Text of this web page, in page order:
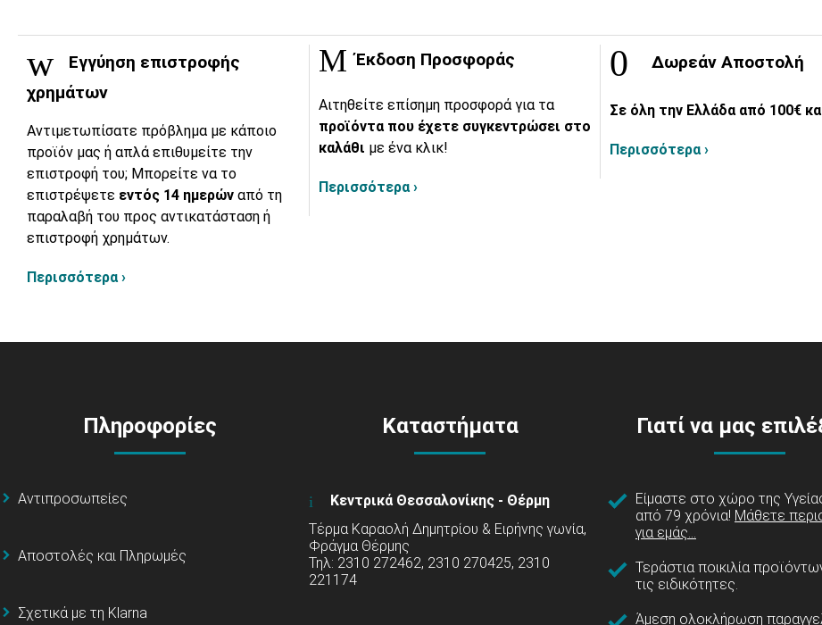
Εγγύηση επιστροφής
χρημάτων
Αντιμετωπίσατε πρόβλημα με κάποιο
προϊόν μας ή απλά επιθυμείτε την
επιστροφή του; Μπορείτε να το
επιστρέψετε εντός 14 ημερών από τη
παραλαβή του προς αντικατάσταση ή
επιστροφή χρημάτων.
Περισσότερα ›
Έκδοση Προσφοράς
Αιτηθείτε επίσημη προσφορά για τα
προϊόντα που έχετε συγκεντρώσει στο
καλάθι με ένα κλικ!
Περισσότερα ›
Δωρεάν Αποστολή
Σε όλη την Ελλάδα από 100€
Περισσότερα ›
Πληροφορίες
Αντιπροσωπείες
Αποστολές και Πληρωμές
Σχετικά με τη Klarna
Καταστήματα
Κεντρικά Θεσσαλονίκης - Θέρμη
Τέρμα Καραολή Δημητρίου & Ειρήνης γωνία,
Φράγμα Θέρμης
Τηλ: 2310 272462, 2310 270425, 2310
221174
Γιατί να μας
Είμαστε στο χώρο της
από 79 χρόνια! Μάθετε
για εμάς...
Τεράστια ποικιλία
τις ειδικότητες.
Άμεση ολοκλήρωση